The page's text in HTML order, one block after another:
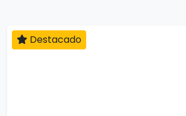
Destacado